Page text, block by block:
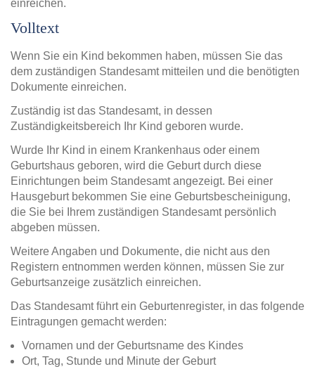
einreichen.
Volltext
Wenn Sie ein Kind bekommen haben, müssen Sie das
dem zuständigen Standesamt mitteilen und die benötigten
Dokumente einreichen.
Zuständig ist das Standesamt, in dessen
Zuständigkeitsbereich Ihr Kind geboren wurde.
Wurde Ihr Kind in einem Krankenhaus oder einem
Geburtshaus geboren, wird die Geburt durch diese
Einrichtungen beim Standesamt angezeigt. Bei einer
Hausgeburt bekommen Sie eine Geburtsbescheinigung,
die Sie bei Ihrem zuständigen Standesamt persönlich
abgeben müssen.
Weitere Angaben und Dokumente, die nicht aus den
Registern entnommen werden können, müssen Sie zur
Geburtsanzeige zusätzlich einreichen.
Das Standesamt führt ein Geburtenregister, in das folgende
Eintragungen gemacht werden:
Vornamen und der Geburtsname des Kindes
Ort, Tag, Stunde und Minute der Geburt